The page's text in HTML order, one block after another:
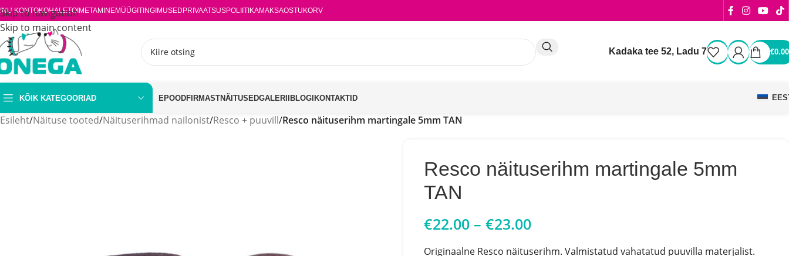
Skip to navigation
Skip to main content
KONTOKOHALETOIMETAMINEMÜÜGITINGIMUSED PRIVAATSUSPOLIITIKAMAKSAOSTUKORV
Kadaka tee 52, Ladu 7 €0.00
KÕIK KATEGOORIAD EPOODFIRMASTNÄITUSEDGALERIIBLOGIKONTAKTID
Esileht/Näituse tooted/Näituserihmad nailonist/Resco + puuvill/Resco näituserihm martingale 5mm TAN
Resco näituserihm martingale 5mm
TAN
€22.00 – €23.00
Originaalne Resco näituserihm. Valmistatud vahatatud puuvilla materjalist.